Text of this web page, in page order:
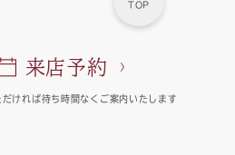
TOP
来店予約
だければ待ち時間なくご案内いたします